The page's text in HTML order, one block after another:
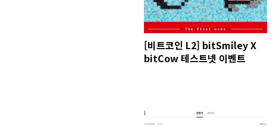
[비트코인 L2] bitSmiley X
bitCow 테스트넷 이벤트